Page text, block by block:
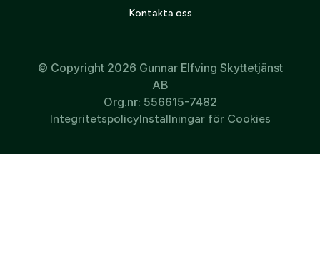
Kontakta oss
© Copyright 2026 Gunnar Elfving Skyttetjänst
AB
Org.nr: 556615-7482
IntegritetspolicyInställningar för Cookies